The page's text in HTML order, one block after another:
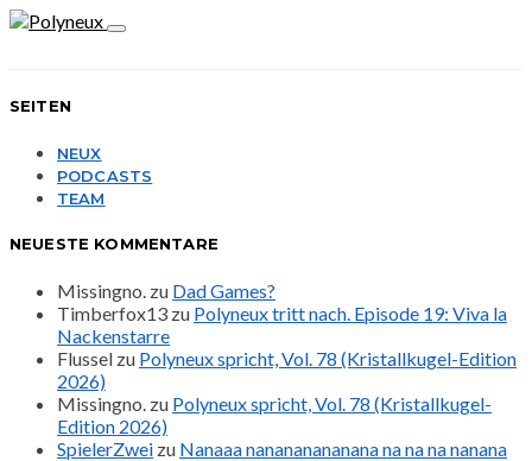
SEITEN
NEUX
PODCASTS
TEAM
NEUESTE KOMMENTARE
Missingno. zu Dad Games?
Timberfox13 zu Polyneux tritt nach. Episode 19: Viva la
Nackenstarre
Flussel zu Polyneux spricht, Vol. 78 (Kristallkugel-Edition
2026)
Missingno. zu Polyneux spricht, Vol. 78 (Kristallkugel-
Edition 2026)
SpielerZwei zu Nanaaa nanananananana na na na nanana